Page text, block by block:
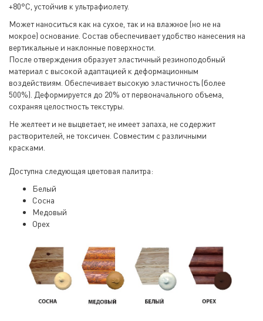
+80°С, устойчив к ультрафиолету.
Может наноситься как на сухое, так и на влажное (но не на
мокрое) основание. Состав обеспечивает удобство нанесения на
вертикальные и наклонные поверхности.
После отверждения образует эластичный резиноподобный
материал с высокой адаптацией к деформационным
воздействиям. Обеспечивает высокую эластичность (более
500%). Деформируется до 20% от первоначального объема,
сохраняя целостность текстуры.
Не желтеет и не выцветает, не имеет запаха, не содержит
растворителей, не токсичен. Совместим с различными
красками.
Доступна следующая цветовая палитра:
Белый
Сосна
Медовый
Орех